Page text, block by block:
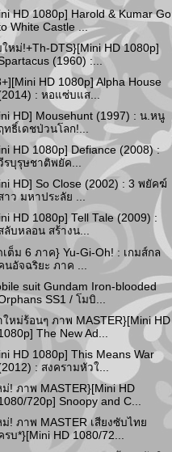
HD 1080p] Harold & Kumar Go
White Castle ...
ใหม่!+Th-DTS}[Mini HD 1080p]
(1960) :...
HD 1080p] Alpha House
: หอแซ่บแส...
HD] Mousehunt (1997) : น.หนู
ทธิ์เดชป่วนโลก!...
HD 1080p] Defiance (2008) :
รบุรุษชาติพยัค...
HD] So Close (2002) : 3 พยัคฆ์
าว มหาประลัย ...
HD 1080p] Tell Tale (2009) :
ลับหลอน สร้างน...
เต็ม 6 ภาค} Yu-Gi-Oh! : เกมส์กล
นอัจฉริยะ ภาค ...
suit Gundam Iron-blooded
SS1 / โมบิ...
ใหม่ร้อนๆ ภาพ MASTER}[Mini HD
The New Ad...
HD 1080p] This Means War
: สงครามหัวใ...
ม่! ภาพ MASTER}[Mini HD
720p] Snoopy and C...
ม่! ภาพ MASTER เสียงซับไทย
รบ*}[Mini HD 1080/72...